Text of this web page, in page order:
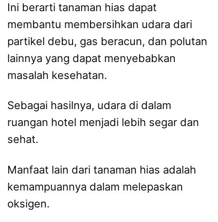
Ini berarti tanaman hias dapat
membantu membersihkan udara dari
partikel debu, gas beracun, dan polutan
lainnya yang dapat menyebabkan
masalah kesehatan.
Sebagai hasilnya, udara di dalam
ruangan hotel menjadi lebih segar dan
sehat.
Manfaat lain dari tanaman hias adalah
kemampuannya dalam melepaskan
oksigen.